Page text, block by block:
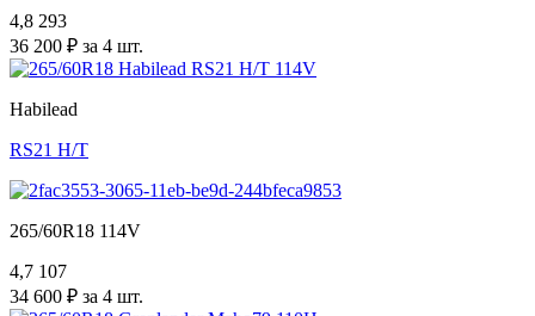
4,8 293
36 200 ₽ за 4 шт.
Habilead
RS21 H/T
265/60R18 114V
4,7 107
34 600 ₽ за 4 шт.